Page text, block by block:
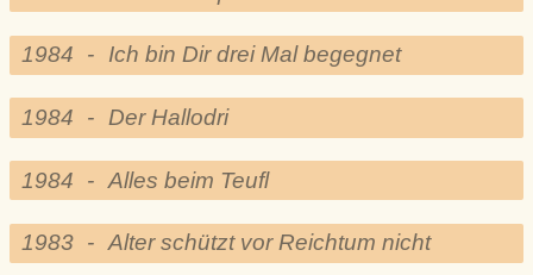
1984 - Ich bin Dir drei Mal begegnet
1984 - Der Hallodri
1984 - Alles beim Teufl
1983 - Alter schützt vor Reichtum nicht